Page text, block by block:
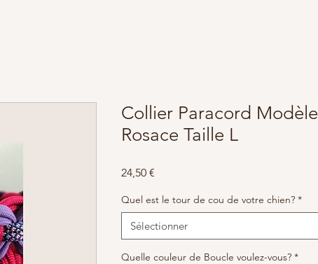
Collier Paracord Modèle
Rosace Taille L
24,50 €
Quel est le tour de cou de votre chien? *
Sélectionner
Quelle couleur de Boucle voulez-vous? *